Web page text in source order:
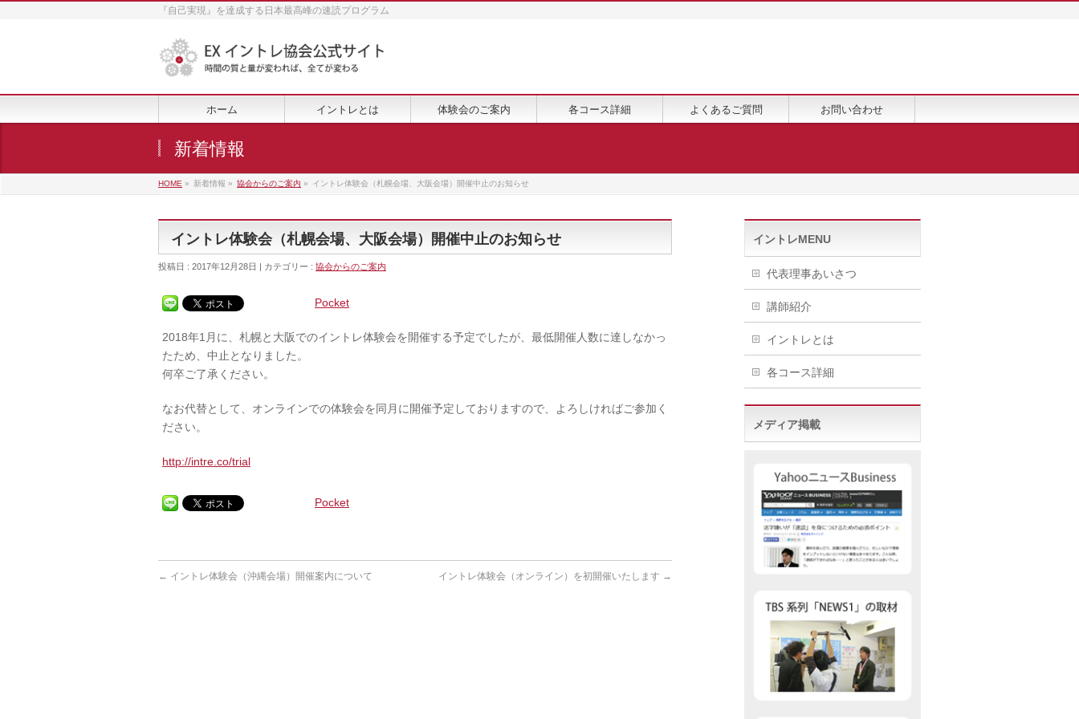
『自己実現』を達成する日本最高峰の速読プログラム
ホーム イントレとは 体験会のご案内 各コース詳細 よくあるご質問 お問い合わせ
新着情報
HOME » 新着情報 » 協会からのご案内 » イントレ体験会（札幌会場、大阪会場）開催中止のお知らせ
イントレ体験会（札幌会場、大阪会場）開催中止のお知らせ
投稿日 : 2017年12月28日 | カテゴリー : 協会からのご案内
Pocket
2018年1月に、札幌と大阪でのイントレ体験会を開催する予定でしたが、最低開催人数に達しなかっ
たため、中止となりました。
何卒ご了承ください。
なお代替として、オンラインでの体験会を同月に開催予定しておりますので、よろしければご参加く
ださい。
http://intre.co/trial
Pocket
← イントレ体験会（沖縄会場）開催案内について イントレ体験会（オンライン）を初開催いたします →
イントレMENU
代表理事あいさつ
講師紹介
イントレとは
各コース詳細
メディア掲載